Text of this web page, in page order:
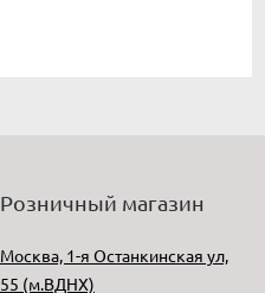
Розничный магазин
Москва, 1-я Останкинская ул,
55 (м.ВДНХ)